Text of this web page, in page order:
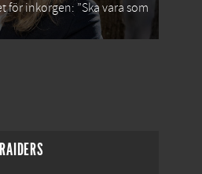
för inkorgen: ”Ska vara som